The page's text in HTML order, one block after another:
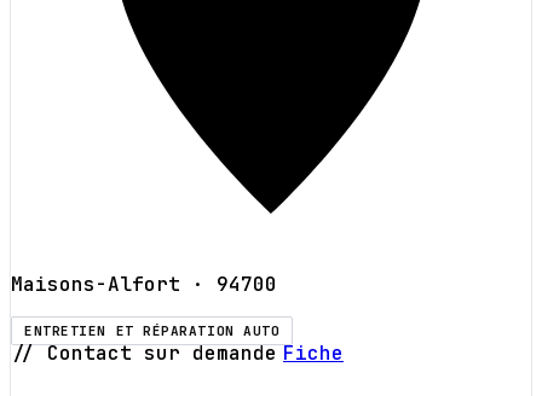
Maisons-Alfort · 94700
ENTRETIEN ET RÉPARATION AUTO
// Contact sur demande Fiche